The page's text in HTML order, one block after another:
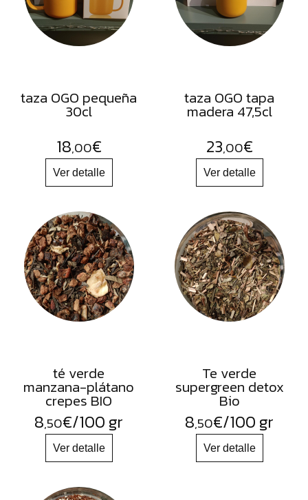
FRUTOS
SECOS
SAL
HARINAS
ACEITES
FLORES
PRODUCTOS
ACCESORIOS
ALIMENTOS
DESHIDRATADOS
taza OGO pequeña
30cl
18,00€
taza OGO tapa
madera 47,5cl
23,00€
té verde
manzana-plátano
crepes BIO
8,50€/100 gr
Te verde
supergreen detox
Bio
8,50€/100 gr